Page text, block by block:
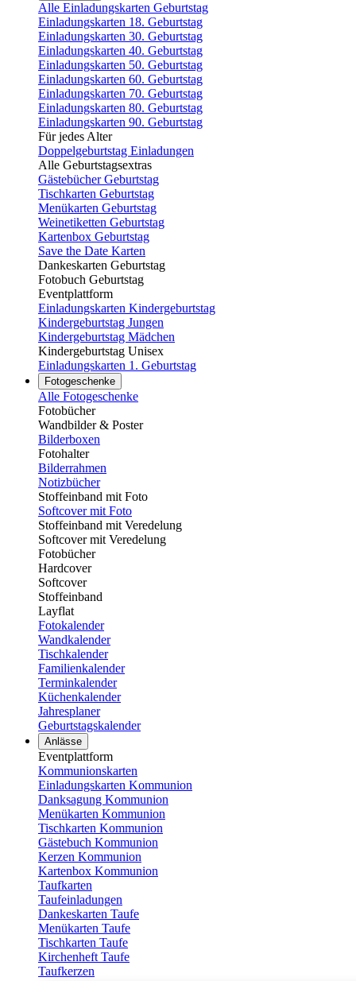
Alle Einladungskarten Geburtstag
Einladungskarten 18. Geburtstag
Einladungskarten 30. Geburtstag
Einladungskarten 40. Geburtstag
Einladungskarten 50. Geburtstag
Einladungskarten 60. Geburtstag
Einladungskarten 70. Geburtstag
Einladungskarten 80. Geburtstag
Einladungskarten 90. Geburtstag
Für jedes Alter
Doppelgeburtstag Einladungen
Alle Geburtstagsextras
Gästebücher Geburtstag
Tischkarten Geburtstag
Menükarten Geburtstag
Weinetiketten Geburtstag
Kartenbox Geburtstag
Save the Date Karten
Dankeskarten Geburtstag
Fotobuch Geburtstag
Eventplattform
Einladungskarten Kindergeburtstag
Kindergeburtstag Jungen
Kindergeburtstag Mädchen
Kindergeburtstag Unisex
Einladungskarten 1. Geburtstag
Fotogeschenke
Alle Fotogeschenke
Fotobücher
Wandbilder & Poster
Bilderboxen
Fotohalter
Bilderrahmen
Notizbücher
Stoffeinband mit Foto
Softcover mit Foto
Stoffeinband mit Veredelung
Softcover mit Veredelung
Fotobücher
Hardcover
Softcover
Stoffeinband
Layflat
Fotokalender
Wandkalender
Tischkalender
Familienkalender
Terminkalender
Küchenkalender
Jahresplaner
Geburtstagskalender
Anlässe
Eventplattform
Kommunionskarten
Einladungskarten Kommunion
Danksagung Kommunion
Menükarten Kommunion
Tischkarten Kommunion
Gästebuch Kommunion
Kerzen Kommunion
Kartenbox Kommunion
Taufkarten
Taufeinladungen
Dankeskarten Taufe
Menükarten Taufe
Tischkarten Taufe
Kirchenheft Taufe
Taufkerzen